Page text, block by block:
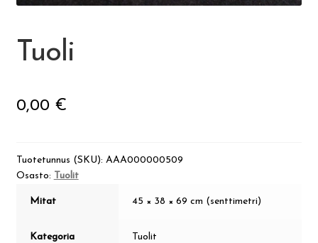
Lasten Lysti & LystiKylä-festivaali
Tuoli
0,00 €
Tuotetunnus (SKU): AAA000000509
Osasto:
Tuolit
Mitat 45 × 38 × 69 cm (senttimetri)
Kategoria Tuolit